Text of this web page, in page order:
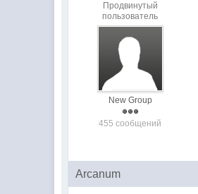
Продвинутый
пользователь
New Group
455 сообщений
Arcanum